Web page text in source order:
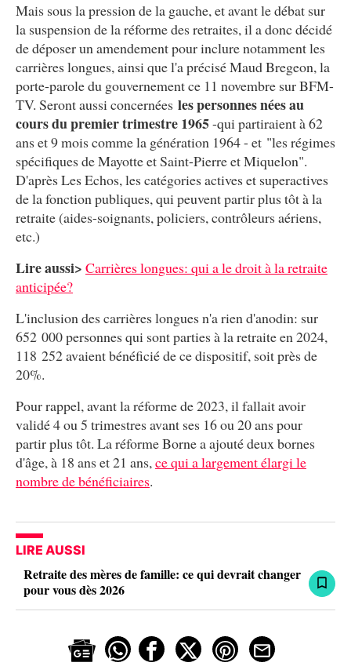
Mais sous la pression de la gauche, et avant le débat sur
la suspension de la réforme des retraites, il a donc décidé
de déposer un amendement pour inclure notamment les
carrières longues, ainsi que l'a précisé Maud Bregeon, la
porte-parole du gouvernement ce 11 novembre sur BFM-
TV. Seront aussi concernées les personnes nées au
cours du premier trimestre 1965-qui partiraient à 62
ans et 9 mois comme la génération 1964 - et "les régimes
spécifiques de Mayotte et Saint-Pierre et Miquelon".
D'après Les Echos, les catégories actives et superactives
de la fonction publiques, qui peuvent partir plus tôt à la
retraite (aides-soignants, policiers, contrôleurs aériens,
etc.)
Lire aussi> Carrières longues: qui a le droit à la retraite
anticipée?
L'inclusion des carrières longues n'a rien d'anodin: sur
652 000 personnes qui sont parties à la retraite en 2024,
118 252 avaient bénéficié de ce dispositif, soit près de
20%.
Pour rappel, avant la réforme de 2023, il fallait avoir
validé 4 ou 5 trimestres avant ses 16 ou 20 ans pour
partir plus tôt. La réforme Borne a ajouté deux bornes
d'âge, à 18 ans et 21 ans,ce qui a largement élargi le
nombre de bénéficiaires.
LIRE AUSSI
Retraite des mères de famille: ce qui devrait changer
pour vous dès 2026